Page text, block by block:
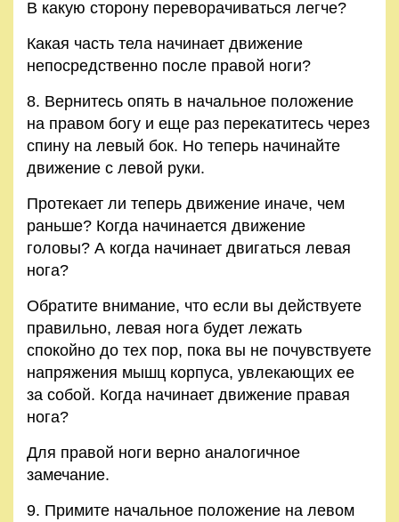
В какую сторону переворачиваться легче?
Какая часть тела начинает движение
непосредственно после правой ноги?
8. Вернитесь опять в начальное положение
на правом богу и еще раз перекатитесь через
спину на левый бок. Но теперь начинайте
движение с левой руки.
Протекает ли теперь движение иначе, чем
раньше? Когда начинается движение
головы? А когда начинает двигаться левая
нога?
Обратите внимание, что если вы действуете
правильно, левая нога будет лежать
спокойно до тех пор, пока вы не почувствуете
напряжения мышц корпуса, увлекающих ее
за собой. Когда начинает движение правая
нога?
Для правой ноги верно аналогичное
замечание.
9. Примите начальное положение на левом